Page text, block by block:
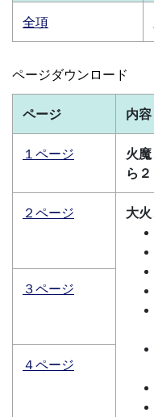
全項
ページダウンロード
ページ 内容
１ページ
火
ら
２ページ
大
３ページ
４ページ